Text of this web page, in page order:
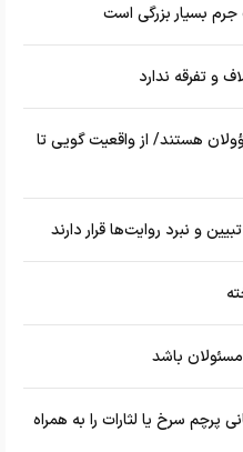
جرم بسیار بزرگی است
و تفرقه ندارد
هستند/ از واقعیت گویی تا
و نبرد روایت‌ها قرار دارند
باشد
پرچم سرخ یا لثارات را به همراه